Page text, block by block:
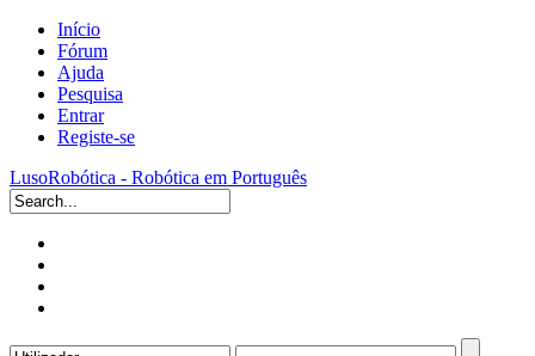
Início
Fórum
Ajuda
Pesquisa
Entrar
Registe-se
LusoRobótica - Robótica em Português